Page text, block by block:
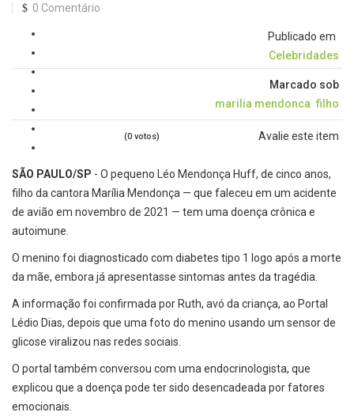
0 Comentário
Publicado em
Celebridades
Marcado sob
marilia mendonca filho
Avalie este item
(0 votos)
SÃO PAULO/SP - O pequeno Léo Mendonça Huff, de cinco anos,
filho da cantora Marília Mendonça — que faleceu em um acidente
de avião em novembro de 2021 — tem uma doença crônica e
autoimune.
O menino foi diagnosticado com diabetes tipo 1 logo após a morte
da mãe, embora já apresentasse sintomas antes da tragédia.
A informação foi confirmada por Ruth, avó da criança, ao Portal
Lédio Dias, depois que uma foto do menino usando um sensor de
glicose viralizou nas redes sociais.
O portal também conversou com uma endocrinologista, que
explicou que a doença pode ter sido desencadeada por fatores
emocionais.